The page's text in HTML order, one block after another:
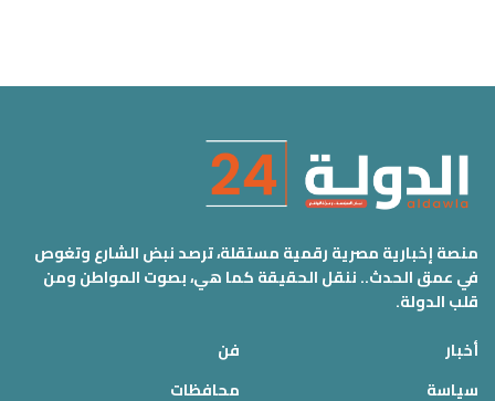
منصة إخبارية مصرية رقمية مستقلة، ترصد نبض الشارع وتغوص
في عمق الحدث.. ننقل الحقيقة كما هي، بصوت المواطن ومن
قلب الدولة.
أخبار
سياسة
فن
محافظات